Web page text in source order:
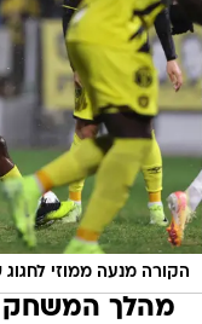
הקורה מנעה ממוזי
מהלך המשחק